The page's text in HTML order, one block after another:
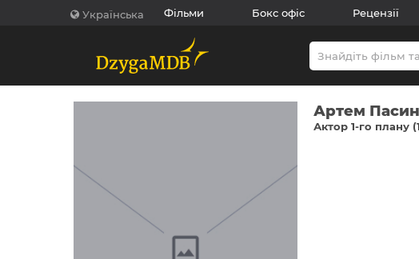
Українська Фільми Бокс офіс Рецензії
Артем
Актор 1-го плану